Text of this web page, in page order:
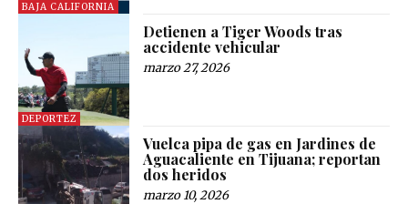
BAJA CALIFORNIA
DEPORTEZ
Detienen a Tiger Woods tras
accidente vehicular
marzo 27, 2026
Vuelca pipa de gas en Jardines de
Aguacaliente en Tijuana; reportan
dos heridos
marzo 10, 2026